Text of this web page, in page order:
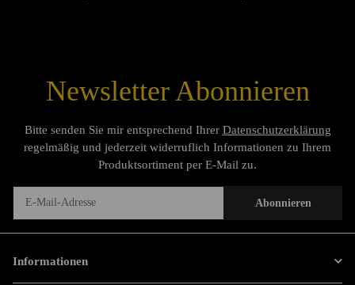
Newsletter Abonnieren
Bitte senden Sie mir entsprechend Ihrer Datenschutzerklärung
regelmäßig und jederzeit widerruflich Informationen zu Ihrem
Produktsortiment per E-Mail zu.
Abonnieren
Informationen